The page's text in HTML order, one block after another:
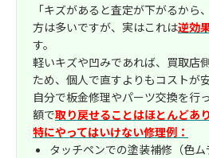
「キズがあると査定が下がるから
方は多いですが、実はこれは逆効
す。
軽いキズや凹みであれば、買取店
ため、個人で直すよりもコストが
自分で板金修理やパーツ交換を行
額で取り戻せることはほとんどあ
特にやってはいけない修理例：
タッチペンでの塗装補修（色ム